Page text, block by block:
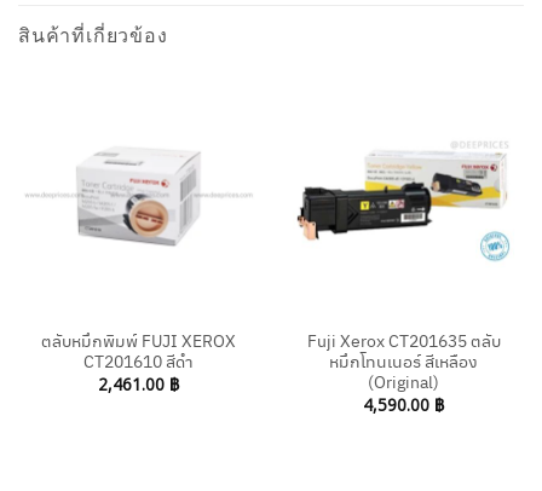
สินค้าที่เกี่ยวข้อง
ตลับหมึกพิมพ์ FUJI XEROX
CT201610 สีดำ
2,461.00 ฿
Fuji Xerox CT201635 ตลับ
หมึกโทนเนอร์ สีเหลือง
(Original)
4,590.00 ฿